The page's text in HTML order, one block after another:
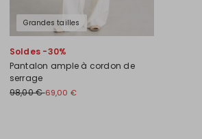
Grandes tailles
Soldes -30%
Pantalon ample à cordon de
serrage
98,00 €69,00 €